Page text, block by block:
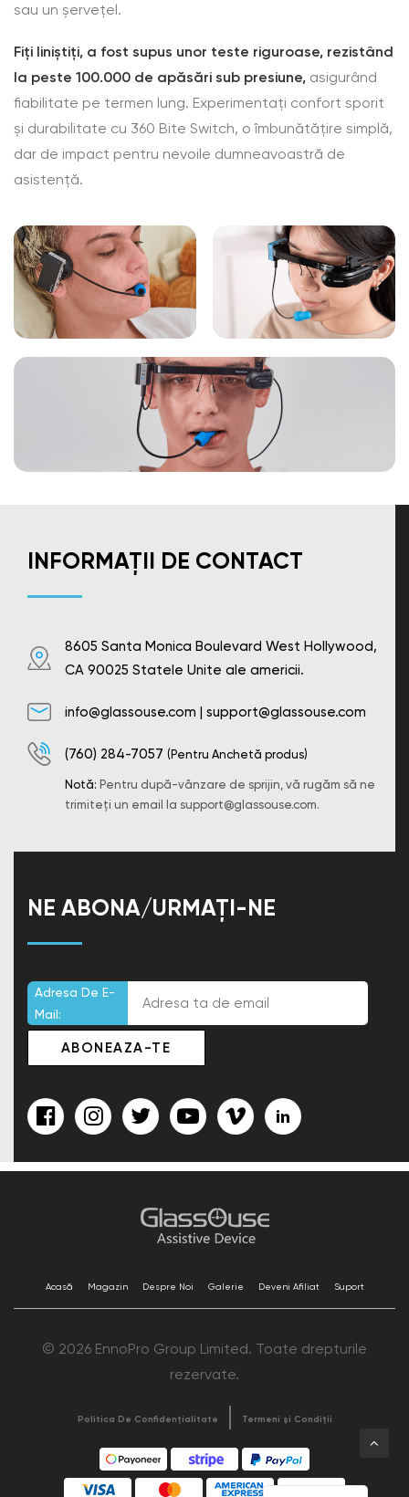
sau un șervețel.
Fiți liniștiți, a fost supus unor teste riguroase, rezistând
la peste 100.000 de apăsări sub presiune, asigurând
fiabilitate pe termen lung. Experimentați confort sporit
și durabilitate cu 360 Bite Switch, o îmbunătățire simplă,
dar de impact pentru nevoile dumneavoastră de
asistență.
INFORMAȚII DE CONTACT
8605 Santa Monica Boulevard West Hollywood,
CA 90025 Statele Unite ale americii.
info@glassouse.com | support@glassouse.com
(760) 284-7057 (Pentru Anchetă produs)
Notă: Pentru după-vânzare de sprijin, vă rugăm să ne
trimiteți un email la support@glassouse.com.
NE ABONA/URMAȚI-NE
Adresa De E-
Mail:
Acasă Magazin Despre Noi Galerie Deveni Afiliat Suport
© 2026 EnnoPro Group Limited. Toate drepturile
rezervate.
Politica De Confidențialitate Termeni și Condiții